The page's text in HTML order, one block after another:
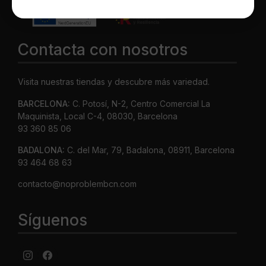
Contacta con nosotros
Visita nuestras tiendas y descubre más variedad.
BARCELONA: C. Potosí, N-2, Centro Comercial La
Maquinista, Local C-4, 08030, Barcelona
93 360 85 06
BADALONA: C. del Mar, 79, Badalona, 08911, Barcelona
93 464 68 63
contacto@noproblembcn.com
Síguenos